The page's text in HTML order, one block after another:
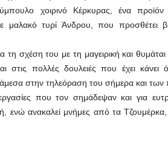
χοιρινό Κέρκυρας, ένα
μαλακό τυρί Άνδρου, που προσθέτει
τη σχέση του με τη μαγειρική και
στις πολλές δουλειές που έχει κάνει
στην τηλεόραση του σήμερα και των
που τον σημάδεψαν και για
ενώ ανακαλεί μνήμες από τα